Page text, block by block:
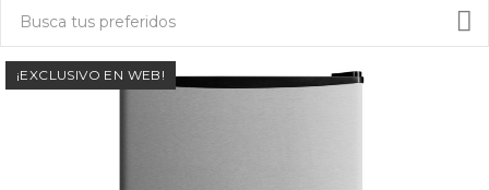
¡EXCLUSIVO EN WEB!